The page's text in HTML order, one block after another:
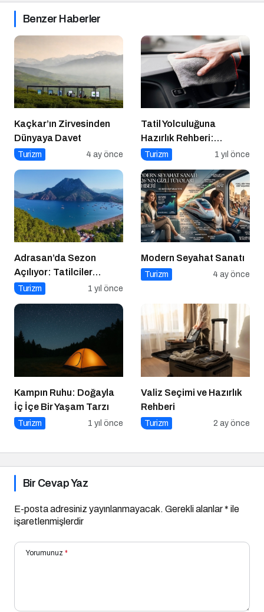
Benzer Haberler
Kaçkar’ın Zirvesinden
Dünyaya Davet
Turizm 4 ay önce
Tatil Yolculuğuna
Hazırlık Rehberi:
Aracınız İçin Almanız
Turizm 1 yıl önce
Adrasan’da Sezon
Açılıyor: Tatilciler
Doğayla İç İçe Bir Yaz
Turizm 1 yıl önce
Modern Seyahat Sanatı
Turizm 4 ay önce
Kampın Ruhu: Doğayla
İç İçe Bir Yaşam Tarzı
Turizm 1 yıl önce
Valiz Seçimi ve Hazırlık
Rehberi
Turizm 2 ay önce
Bir Cevap Yaz
E-posta adresiniz yayınlanmayacak. Gerekli alanlar* ile
işaretlenmişlerdir
Yorumunuz *